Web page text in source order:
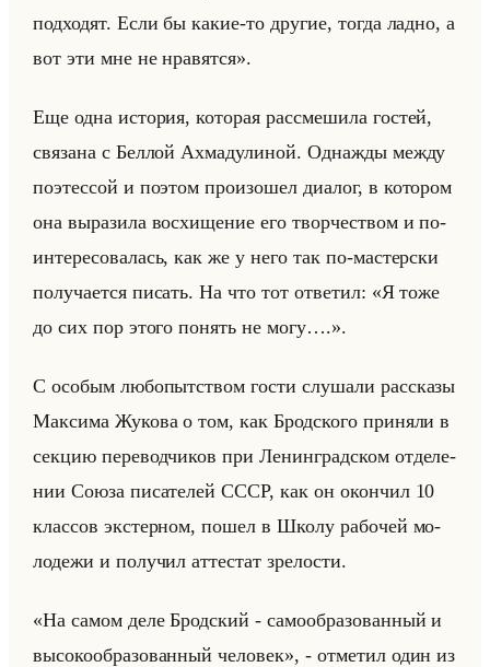
подходят. Если бы какие-то другие, тогда ладно, а
вот эти мне не нравятся».
Еще одна ис­то­рия, ко­то­рая рас­сме­ши­ла го­стей,
свя­за­на с Бел­лой Ах­ма­ду­ли­ной. Од­наж­ды между
по­этес­сой и по­этом про­изо­шел диа­лог, в ко­то­ром
она вы­ра­зи­ла вос­хи­ще­ние его твор­че­ством и по­
ин­те­ре­со­ва­лась, как же у него так по-ма­стер­ски
по­лу­ча­ет­ся пи­сать. На что тот от­ве­тил: «Я тоже
до сих пор этого понять не могу….».
С осо­бым лю­бо­пыт­ством гости слу­ша­ли рас­ска­зы
Мак­си­ма Жу­ко­ва о том, как Брод­ско­го при­ня­ли в
сек­цию пе­ре­вод­чи­ков при Ле­нин­град­ском от­де­ле­
нии Союза пи­са­те­лей СССР, как он окон­чил 10
клас­сов экс­тер­ном, пошел в Школу ра­бо­чей мо­
ло­де­жи и по­лу­чил ат­те­стат зре­ло­сти.
«На самом деле Бродский - самообразованный и
высокообразованный человек», - от­ме­тил один из